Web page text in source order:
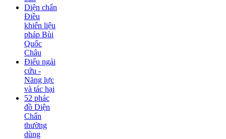
Diện chẩn
Điều
khiển liệu
pháp Bùi
Quốc
Châu
Điếu ngải
cứu -
Năng lực
và tác hại
52 phác
đồ Diện
Chẩn
thường
dùng